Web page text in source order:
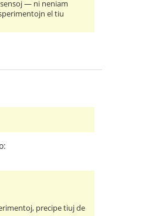
— ni neniam
el tiu
precipe tiuj de